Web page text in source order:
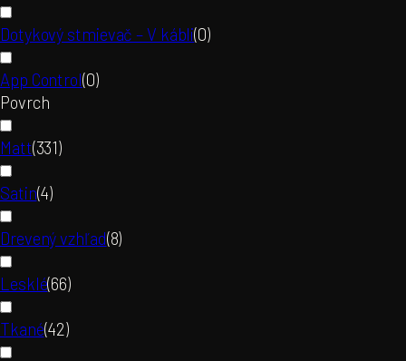
Dotykový stmievač – V kábli(0)
App Control(0)
Povrch
Matt(331)
Satin(4)
Drevený vzhľad(8)
Lesklé(66)
Tkané(42)